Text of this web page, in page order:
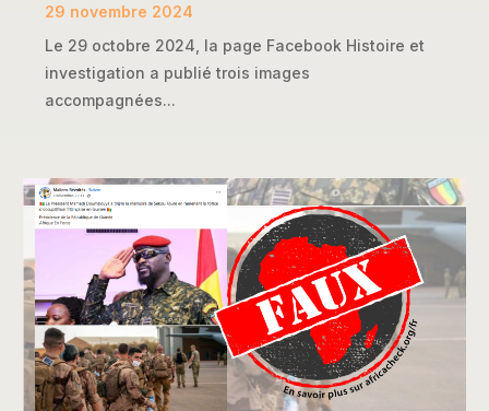
29 novembre 2024
Le 29 octobre 2024, la page Facebook Histoire et
investigation a publié trois images
accompagnées...